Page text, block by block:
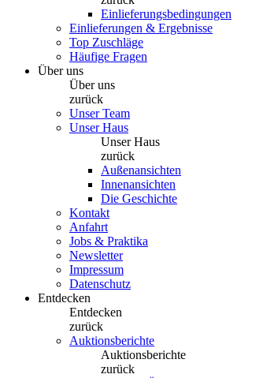
Einlieferungsbedingungen
Einlieferungen & Ergebnisse
Top Zuschläge
Häufige Fragen
Über uns
Über uns
zurück
Unser Team
Unser Haus
Unser Haus
zurück
Außenansichten
Innenansichten
Die Geschichte
Kontakt
Anfahrt
Jobs & Praktika
Newsletter
Impressum
Datenschutz
Entdecken
Entdecken
zurück
Auktionsberichte
Auktionsberichte
zurück